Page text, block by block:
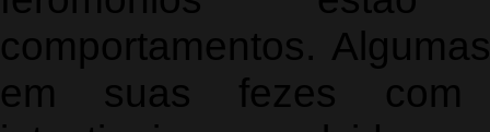
comportamentos.
em suas fezes com